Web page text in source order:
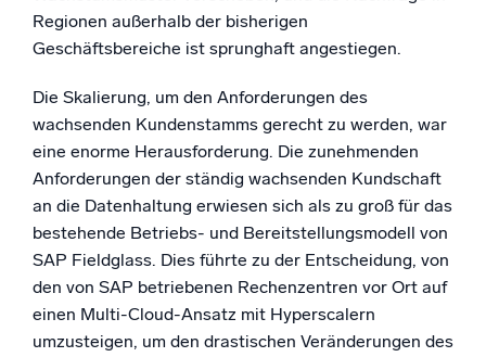
Regionen außerhalb der bisherigen
Geschäftsbereiche ist sprunghaft angestiegen.
Die Skalierung, um den Anforderungen des
wachsenden Kundenstamms gerecht zu werden, war
eine enorme Herausforderung. Die zunehmenden
Anforderungen der ständig wachsenden Kundschaft
an die Datenhaltung erwiesen sich als zu groß für das
bestehende Betriebs- und Bereitstellungsmodell von
SAP Fieldglass. Dies führte zu der Entscheidung, von
den von SAP betriebenen Rechenzentren vor Ort auf
einen Multi-Cloud-Ansatz mit Hyperscalern
umzusteigen, um den drastischen Veränderungen des